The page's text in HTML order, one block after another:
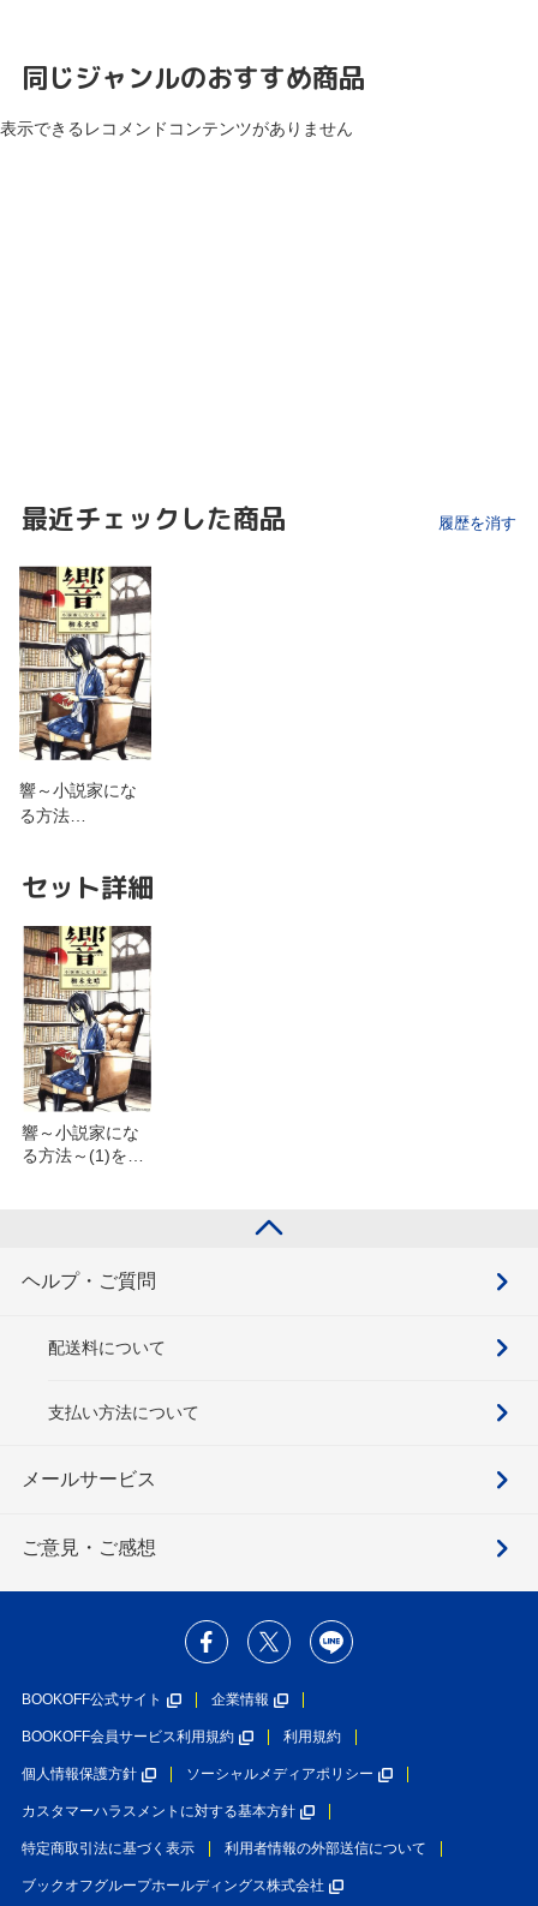
同じジャンルのおすすめ商品
表示できるレコメンドコンテンツがありません
最近チェックした商品 履歴を消す
響～小説家にな
る方法…
セット詳細
響～小説家にな
る方法～(1)を含
ヘルプ・ご質問
配送料について
支払い方法について
メールサービス
ご意見・ご感想
BOOKOFF公式サイト 企業情報
BOOKOFF会員サービス利用規約 利用規約
個人情報保護方針 ソーシャルメディアポリシー
カスタマーハラスメントに対する基本方針
特定商取引法に基づく表示 利用者情報の外部送信について
ブックオフグループホールディングス株式会社